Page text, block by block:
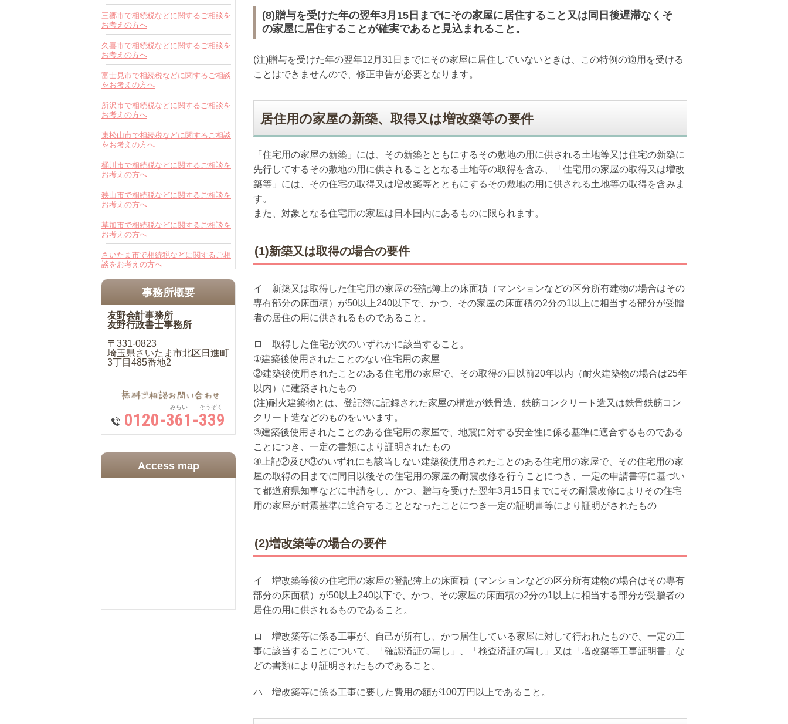
(8)贈与を受けた年の翌年3月 15 日までにその家屋に居住すること又は同日後遅滞なくそ
の家屋に居住することが確実であると見込まれること。
(注)贈与を受けた年の翌年12 月 31 日までにその家屋に居住していないときは、この特例の適用を受ける
ことはできませんので、修正申告が必要となります。
居住用の家屋の新築、取得又は増改築等の要件
「住宅用の家屋の新築」には、その新築とともにするその敷地の用に供される土地等又は住宅の新築に
先行してするその敷地の用に供されることとなる土地等の取得を含み、「住宅用の家屋の取得又は増改
築等」には、その住宅の取得又は増改築等とともにするその敷地の用に供される土地等の取得を含みま
す。
また、対象となる住宅用の家屋は日本国内にあるものに限られます。
(1)新築又は取得の場合の要件
イ 新築又は取得した住宅用の家屋の登記簿上の床面積（マンションなどの区分所有建物の場合はその
専有部分の床面積）が50以上240以下で、かつ、その家屋の床面積の2分の1 以上に相当する部分が受贈
者の居住の用に供されるものであること。
ロ 取得した住宅が次のいずれかに該当すること。
①建築後使用されたことのない住宅用の家屋
②建築後使用されたことのある住宅用の家屋で、その取得の日以前20年以内（耐火建築物の場合は25年
以内）に建築されたもの
(注)耐火建築物とは、登記簿に記録された家屋の構造が鉄骨造、鉄筋コンクリート造又は鉄骨鉄筋コン
クリート造などのものをいいます。
③建築後使用されたことのある住宅用の家屋で、地震に対する安全性に係る基準に適合するものである
ことにつき、一定の書類により証明されたもの
④上記②及び③のいずれにも該当しない建築後使用されたことのある住宅用の家屋で、その住宅用の家
屋の取得の日までに同日以後その住宅用の家屋の耐震改修を行うことにつき、一定の申請書等に基づい
て都道府県知事などに申請をし、かつ、贈与を受けた翌年3月 15日までにその耐震改修によりその住宅
用の家屋が耐震基準に適合することとなったことにつき一定の証明書等により証明がされたもの
(2)増改築等の場合の要件
イ 増改築等後の住宅用の家屋の登記簿上の床面積（マンションなどの区分所有建物の場合はその専有
部分の床面積）が50以上240以下で、かつ、その家屋の床面積の2分の1 以上に相当する部分が受贈者の
居住の用に供されるものであること。
ロ 増改築等に係る工事が、自己が所有し、かつ居住している家屋に対して行われたもので、一定の工
事に該当することについて、「確認済証の写し」、「検査済証の写し」又は「増改築等工事証明書」な
どの書類により証明されたものであること。
ハ 増改築等に係る工事に要した費用の額が100万円以上であること。
三郷市で相続税などに関するご相談を
お考えの方へ
久喜市で相続税などに関するご相談を
お考えの方へ
富士見市で相続税などに関するご相談
をお考えの方へ
所沢市で相続税などに関するご相談を
お考えの方へ
東松山市で相続税などに関するご相談
をお考えの方へ
桶川市で相続税などに関するご相談を
お考えの方へ
狭山市で相続税などに関するご相談を
お考えの方へ
草加市で相続税などに関するご相談を
お考えの方へ
さいたま市で相続税などに関するご相
談をお考えの方へ
事務所概要
友野会計事務所
友野行政書士事務所
〒331-0823
埼玉県さいたま市北区日進町
3丁目485番地2
みらい そうぞく
0120-361-339
Access map